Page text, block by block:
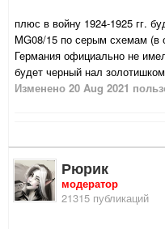
плюс в войну 1924-1925 гг.
MG08/15 по серым схемам (в
Германия официально не
будет черный нал
Изменено 20 Aug 2021
Рюрик
модератор
21315 публикаций